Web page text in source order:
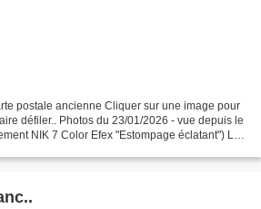
postale ancienne Cliquer sur une image pour
défiler.. Photos du 23/01/2026 - vue depuis le
NIK 7 Color Efex "Estompage éclatant") La